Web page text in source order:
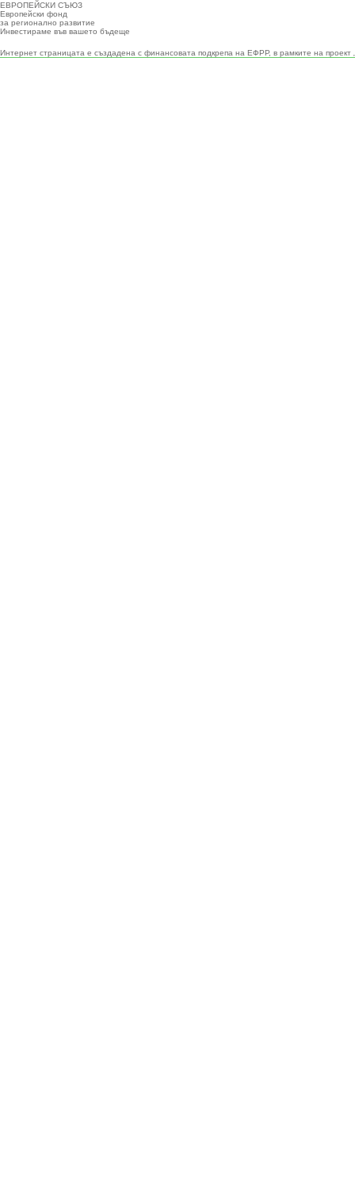
ЕВРОПЕЙСКИ СЪЮЗ
Европейски фонд
за регионално развитие
Инвестираме във вашето бъдеще
Интернет страницата е създадена с финансовата подкрепа на ЕФРР, в рамките на